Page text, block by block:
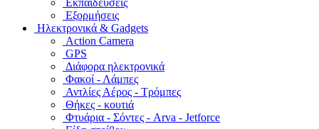
Εκπαιδεύσεις
Εξορμήσεις
Ηλεκτρονικά & Gadgets
Action Camera
GPS
Διάφορα ηλεκτρονικά
Φακοί - Λάμπες
Αντλίες Αέρος - Τρόμπες
Θήκες - κουτιά
Φτυάρια - Σόντες - Arva - Jetforce